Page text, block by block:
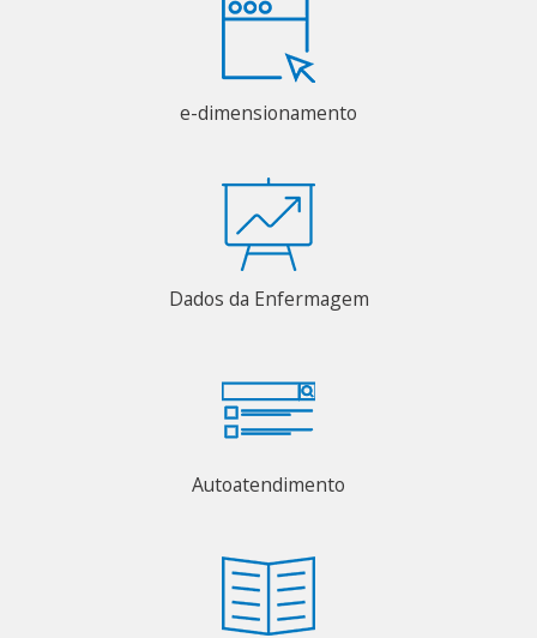
e-dimensionamento
Dados da Enfermagem
Autoatendimento